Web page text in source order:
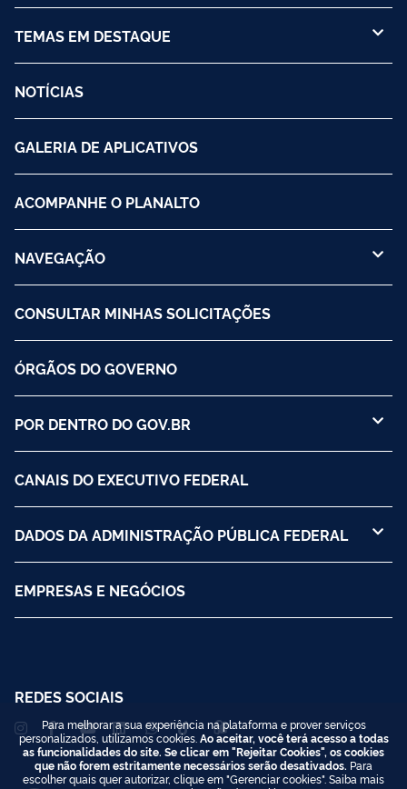
TEMAS EM DESTAQUE
NOTÍCIAS
GALERIA DE APLICATIVOS
ACOMPANHE O PLANALTO
NAVEGAÇÃO
CONSULTAR MINHAS SOLICITAÇÕES
ÓRGÃOS DO GOVERNO
POR DENTRO DO GOV.BR
CANAIS DO EXECUTIVO FEDERAL
DADOS DA ADMINISTRAÇÃO PÚBLICA FEDERAL
EMPRESAS E NEGÓCIOS
REDES SOCIAIS
Para melhorar a sua experiência na plataforma e prover serviços
personalizados, utilizamos cookies. Ao aceitar, você terá acesso a todas
as funcionalidades do site. Se clicar em "Rejeitar Cookies", os cookies
que não forem estritamente necessários serão desativados. Para
escolher quais quer autorizar, clique em "Gerenciar cookies". Saiba mais